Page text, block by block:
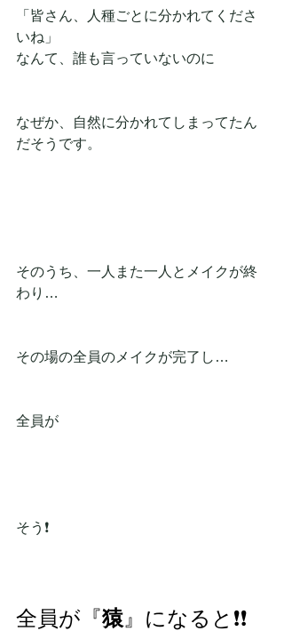
「皆さん、人種ごとに分かれてくださ
いね」
なんて、誰も言っていないのに
なぜか、自然に分かれてしまってたん
だそうです。
そのうち、一人また一人とメイクが終
わり…
その場の全員のメイクが完了し…
全員が
そう❗
全員が『猿 』になると❗❗